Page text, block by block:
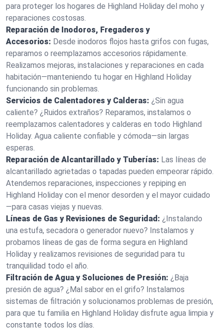
para proteger los hogares de Highland Holiday del moho y
reparaciones costosas.
Reparación de Inodoros, Fregaderos y
Accesorios: Desde inodoros flojos hasta grifos con fugas,
reparamos o reemplazamos accesorios rápidamente.
Realizamos mejoras, instalaciones y reparaciones en cada
habitación—manteniendo tu hogar en Highland Holiday
funcionando sin problemas.
Servicios de Calentadores y Calderas: ¿Sin agua
caliente? ¿Ruidos extraños? Reparamos, instalamos o
reemplazamos calentadores y calderas en todo Highland
Holiday. Agua caliente confiable y cómoda—sin largas
esperas.
Reparación de Alcantarillado y Tuberías: Las líneas de
alcantarillado agrietadas o tapadas pueden empeorar rápido.
Atendemos reparaciones, inspecciones y repiping en
Highland Holiday con el menor desorden y el mayor cuidado
—para casas viejas y nuevas.
Líneas de Gas y Revisiones de Seguridad: ¿Instalando
una estufa, secadora o generador nuevo? Instalamos y
probamos líneas de gas de forma segura en Highland
Holiday y realizamos revisiones de seguridad para tu
tranquilidad todo el año.
Filtración de Agua y Soluciones de Presión: ¿Baja
presión de agua? ¿Mal sabor en el grifo? Instalamos
sistemas de filtración y solucionamos problemas de presión,
para que tu familia en Highland Holiday disfrute agua limpia y
constante todos los días.